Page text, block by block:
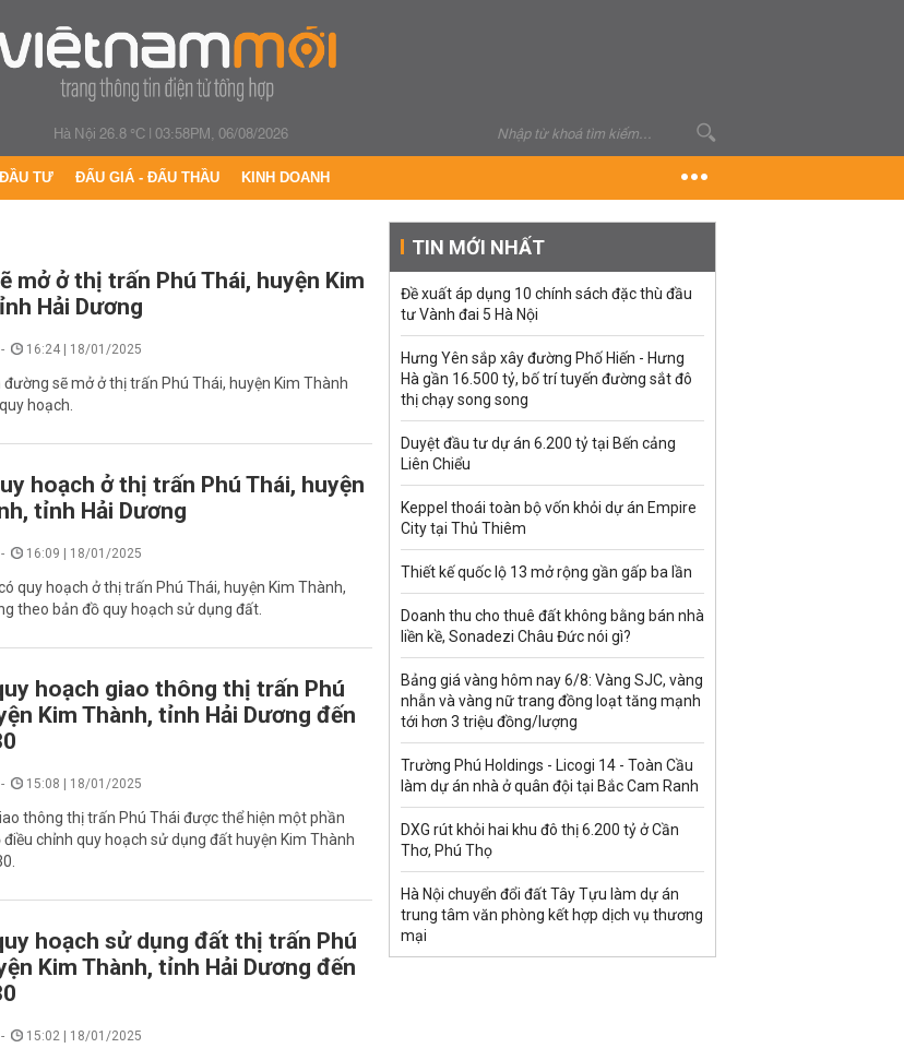
Hà Nội 26.8 °C|03:58PM, 06/08/2026
TƯ ĐẤU GIÁ - ĐẤU THẦU KINH DOANH
mở ở thị trấn Phú Thái, huyện Kim
Hải Dương
16:24 | 18/01/2025
đường sẽ mở ở thị trấn Phú Thái, huyện Kim Thành
hoạch.
hoạch ở thị trấn Phú Thái, huyện
tỉnh Hải Dương
16:09 | 18/01/2025
quy hoạch ở thị trấn Phú Thái, huyện Kim Thành,
theo bản đồ quy hoạch sử dụng đất.
hoạch giao thông thị trấn Phú
Kim Thành, tỉnh Hải Dương đến
15:08 | 18/01/2025
thông thị trấn Phú Thái được thể hiện một phần
chỉnh quy hoạch sử dụng đất huyện Kim Thành
hoạch sử dụng đất thị trấn Phú
Kim Thành, tỉnh Hải Dương đến
15:02 | 18/01/2025
TIN MỚI NHẤT
Đề xuất áp dụng 10 chính sách đặc thù đầu
tư Vành đai 5 Hà Nội
Hưng Yên sắp xây đường Phố Hiến - Hưng
Hà gần 16.500 tỷ, bố trí tuyến đường sắt đô
thị chạy song song
Duyệt đầu tư dự án 6.200 tỷ tại Bến cảng
Liên Chiểu
Keppel thoái toàn bộ vốn khỏi dự án Empire
City tại Thủ Thiêm
Thiết kế quốc lộ 13 mở rộng gần gấp ba lần
Doanh thu cho thuê đất không bằng bán nhà
liền kề, Sonadezi Châu Đức nói gì?
Bảng giá vàng hôm nay 6/8: Vàng SJC, vàng
nhẫn và vàng nữ trang đồng loạt tăng mạnh
tới hơn 3 triệu đồng/lượng
Trường Phú Holdings - Licogi 14 - Toàn Cầu
làm dự án nhà ở quân đội tại Bắc Cam Ranh
DXG rút khỏi hai khu đô thị 6.200 tỷ ở Cần
Thơ, Phú Thọ
Hà Nội chuyển đổi đất Tây Tựu làm dự án
trung tâm văn phòng kết hợp dịch vụ thương
mại